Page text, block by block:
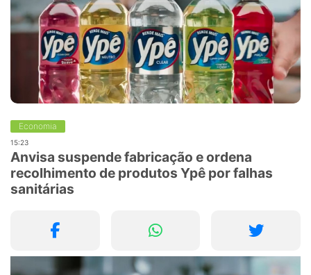
Economia
15:23
Anvisa suspende fabricação e ordena
recolhimento de produtos Ypê por falhas
sanitárias